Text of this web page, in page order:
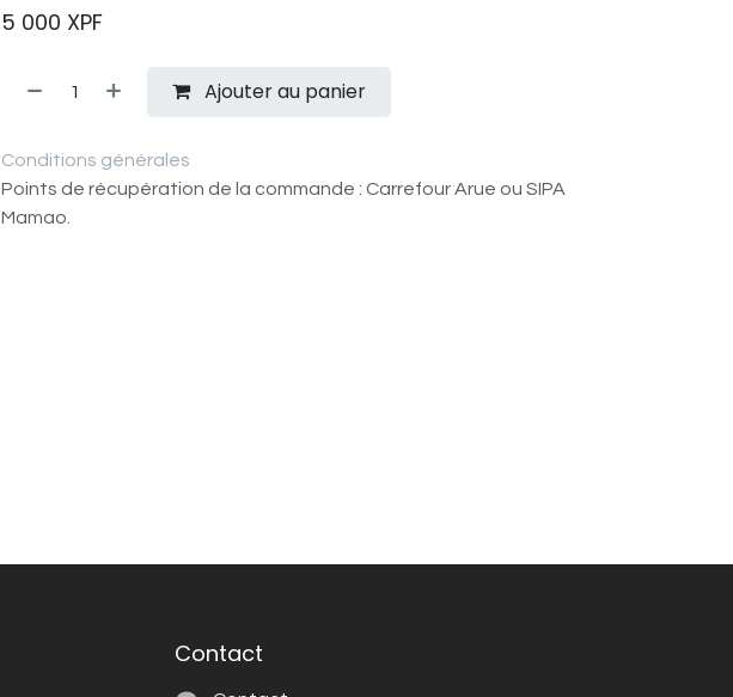
5 000 XPF
Ajouter au panier
Conditions générales
Points de récupération de la commande : Carrefour Arue ou SIPA
Mamao.
Contact